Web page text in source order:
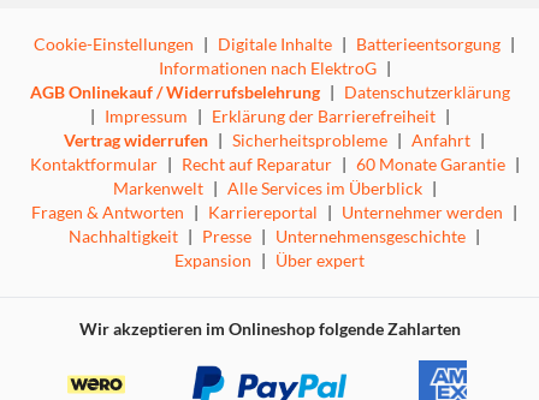
Cookie-Einstellungen | Digitale Inhalte | Batterieentsorgung |
Informationen nach ElektroG |
AGB Onlinekauf / Widerrufsbelehrung | Datenschutzerklärung
| Impressum | Erklärung der Barrierefreiheit |
Vertrag widerrufen | Sicherheitsprobleme | Anfahrt |
Kontaktformular | Recht auf Reparatur | 60 Monate Garantie |
Markenwelt | Alle Services im Überblick |
Fragen & Antworten | Karriereportal | Unternehmer werden |
Nachhaltigkeit | Presse | Unternehmensgeschichte |
Expansion | Über expert
Wir akzeptieren im Onlineshop folgende Zahlarten